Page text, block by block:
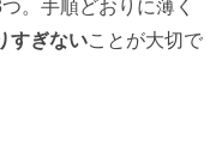
。手順どおりに薄く
すぎないことが大切で